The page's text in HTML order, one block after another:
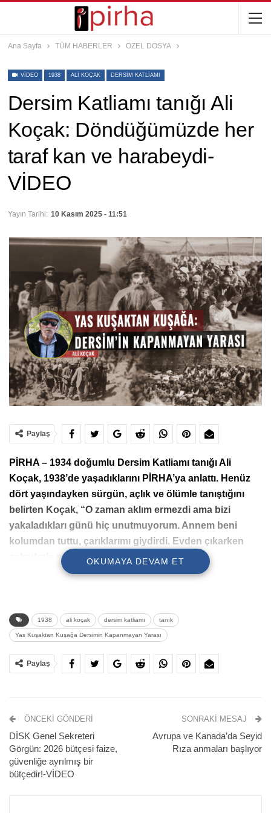
Ana Sayfa TÜM HABERLER ÖZEL DOSYA
VIDEO 1938 ALI KOÇAK DERSIM KATLIAMI
Dersim Katliamı tanığı Ali
Koçak: Döndüğümüzde her
taraf kan ve harabeydi-
VİDEO
Yayın Tarihi: 10 Kasım 2025 - 11:51
Paylaş
PİRHA – 1934 doğumlu Dersim Katliamı tanığı Ali
Koçak, 1938’de yaşadıklarını PİRHA’ya anlattı. Henüz
dört yaşındayken sürgün, açlık ve ölümle tanıştığını
belirten Koçak, “O zaman aklım ermezdi ama bizi
yakaladıkları günü hiç unutmuyorum. Annem beni
kolumdan tuttu, çarıklarımı giydirdi. Evden çıkarken
askerlerle milisler önümüzü kesti” dedi.
Dersim’de 1937-38 yıllarında gerçekleştirilen askerî
harekât, binlerce kişinin öldürülmesine ve on binlerce
kişinin sürgün edilmesine yol açtı. Devletin “isyan
bastırma” adı altında yürüttüğü operasyonlarda köyler
OKUMAYA DEVAM ET
1938 ali koçak dersim katliamı tanık
Yas Kuşaktan Kuşağa Dersimin Kapanmayan Yarası
Paylaş
ÖNCEKI GÖNDERI
DİSK Genel Sekreteri
Görgün: 2026 bütçesi faize,
güvenliğe ayrılmış bir
bütçedir!-VİDEO
SONRAKI MESAJ
Avrupa ve Kanada’da Seyid
Rıza anmaları başlıyor